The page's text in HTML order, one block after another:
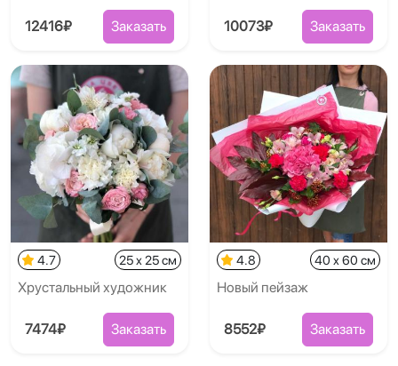
12416₽ Заказать 10073₽ Заказать
4.7 25 x 25 см
Хрустальный художник
7474₽ Заказать
4.8 40 x 60 см
Новый пейзаж
8552₽ Заказать